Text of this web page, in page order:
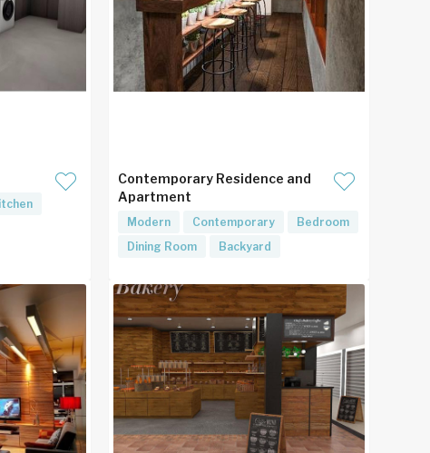
Contemporary Residence and
Apartment
Modern Contemporary
Bedroom
Dining Room
Backyard